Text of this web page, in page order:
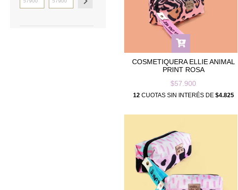
COSMETIQUERA ELLIE ANIMAL
PRINT ROSA
$57.900
12CUOTAS SIN INTERÉS DE $4.825